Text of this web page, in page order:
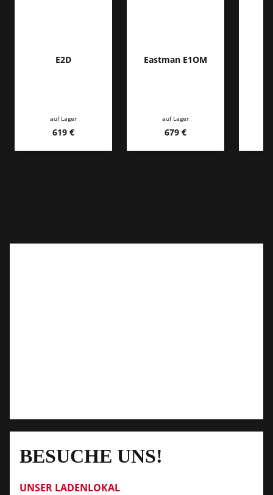
E2D
auf Lager
619 €
Eastman E1OM
auf Lager
679 €
BESUCHE UNS!
UNSER LADENLOKAL